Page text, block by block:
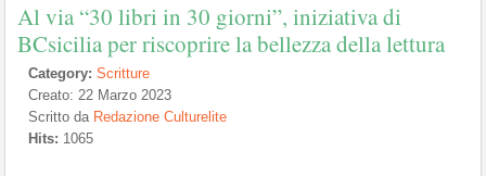
Al via “30 libri in 30 giorni”, iniziativa di
BCsicilia per riscoprire la bellezza della lettura
Category: Scritture
Creato: 22 Marzo 2023
Scritto da Redazione Culturelite
Hits: 1065